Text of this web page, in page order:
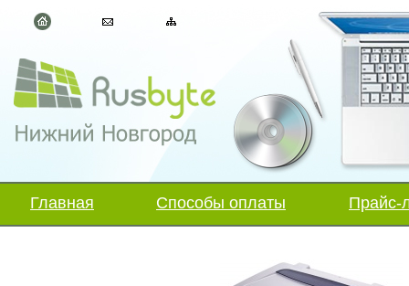
Главная Способы оплаты Прайс-